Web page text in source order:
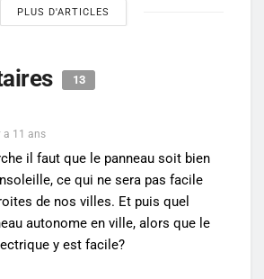
PLUS D'ARTICLES
13
a 11 ans
il faut que le panneau soit bien
ce qui ne sera pas facile
de nos villes. Et puis quel
autonome en ville, alors que le
y est facile?